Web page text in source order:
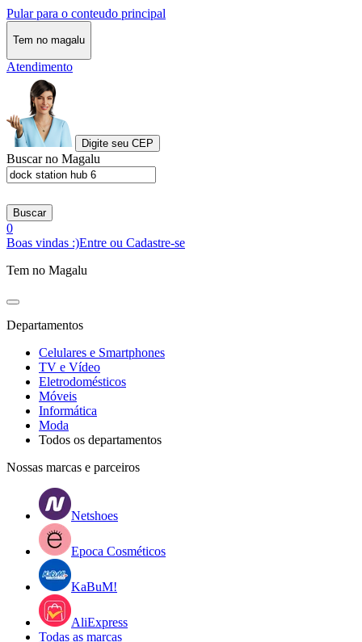
Pular para o conteudo principal
Tem no magalu
Atendimento
Digite seu CEP
Buscar no Magalu
Buscar
0
Boas vindas :)Entre ou Cadastre-se
Tem no Magalu
Departamentos
Celulares e Smartphones
TV e Vídeo
Eletrodomésticos
Móveis
Informática
Moda
Todos os departamentos
Nossas marcas e parceiros
Netshoes
Epoca Cosméticos
KaBuM!
AliExpress
Todas as marcas